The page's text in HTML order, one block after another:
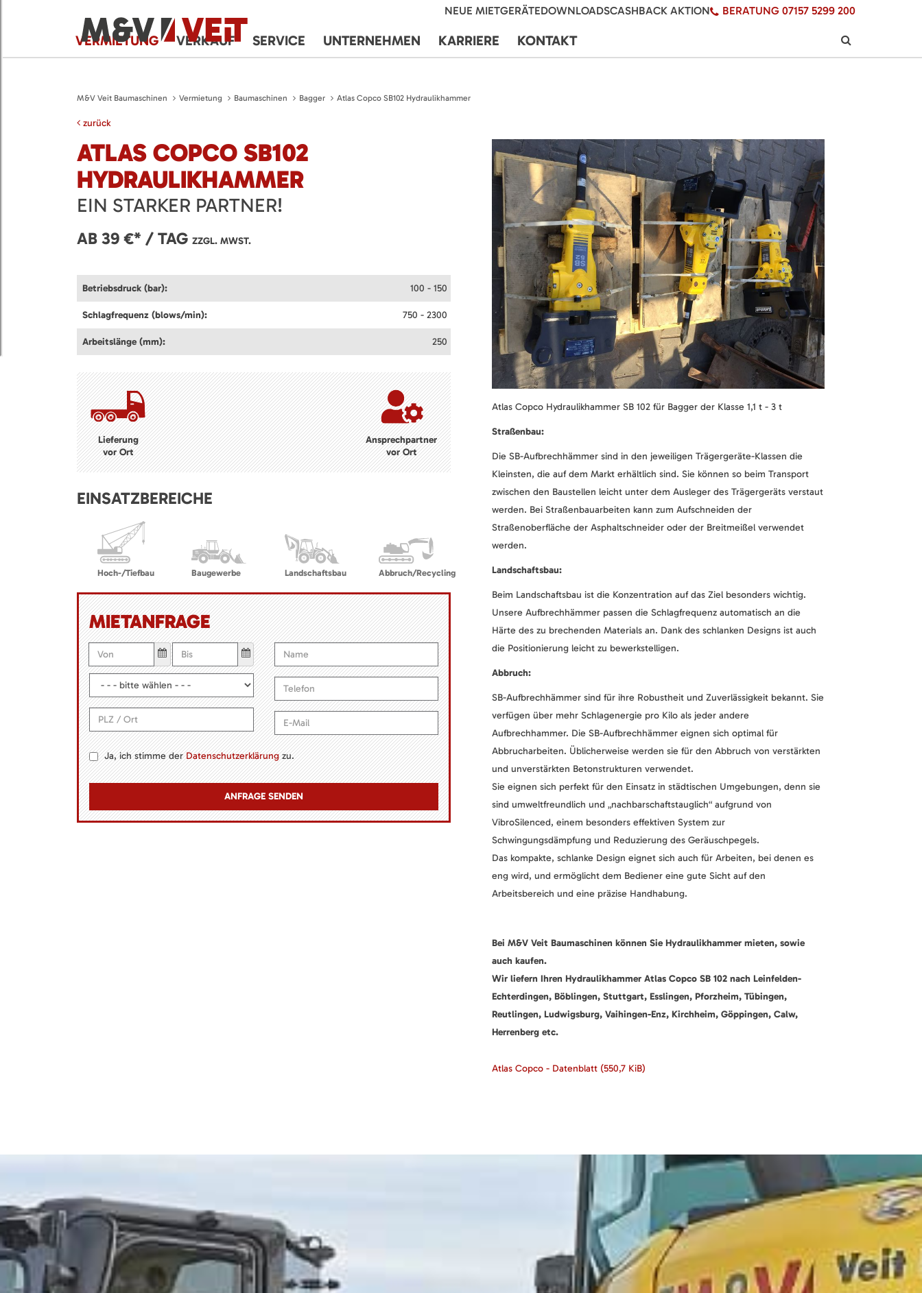
NEUE MIETGERÄTEDOWNLOADSCASHBACK AKTION BERATUNG 07157 5299 200
VERMIETUNG VERKAUF SERVICE UNTERNEHMEN KARRIERE KONTAKT
M&V Veit Baumaschinen Vermietung Baumaschinen Bagger Atlas Copco SB102 Hydraulikhammer
zurück
ATLAS COPCO SB102
HYDRAULIKHAMMER
EIN STARKER PARTNER!
AB 39 €* / TAG ZZGL. MWST.
Betriebsdruck (bar): 100 - 150
Schlagfrequenz (blows/min): 750 - 2300
Arbeitslänge (mm): 250
Lieferung
vor Ort
Ansprechpartner
vor Ort
EINSATZBEREICHE
Hoch-/Tiefbau Baugewerbe Landschaftsbau Abbruch/Recycling
MIETANFRAGE
Ja, ich stimme derDatenschutzerklärungzu.
Atlas Copco Hydraulikhammer SB 102 für Bagger der Klasse 1,1 t - 3 t
Straßenbau:
Die SB-Aufbrechhämmer sind in den jeweiligen Trägergeräte-Klassen die
Kleinsten, die auf dem Markt erhältlich sind. Sie können so beim Transport
zwischen den Baustellen leicht unter dem Ausleger des Trägergeräts verstaut
werden. Bei Straßenbauarbeiten kann zum Aufschneiden der
Straßenoberfläche der Asphaltschneider oder der Breitmeißel verwendet
werden.
Landschaftsbau:
Beim Landschaftsbau ist die Konzentration auf das Ziel besonders wichtig.
Unsere Aufbrechhämmer passen die Schlagfrequenz automatisch an die
Härte des zu brechenden Materials an. Dank des schlanken Designs ist auch
die Positionierung leicht zu bewerkstelligen.
Abbruch:
SB-Aufbrechhämmer sind für ihre Robustheit und Zuverlässigkeit bekannt. Sie
verfügen über mehr Schlagenergie pro Kilo als jeder andere
Aufbrechhammer. Die SB-Aufbrechhämmer eignen sich optimal für
Abbrucharbeiten. Üblicherweise werden sie für den Abbruch von verstärkten
und unverstärkten Betonstrukturen verwendet.
Sie eignen sich perfekt für den Einsatz in städtischen Umgebungen, denn sie
sind umweltfreundlich und „nachbarschaftstauglich“ aufgrund von
VibroSilenced, einem besonders effektiven System zur
Schwingungsdämpfung und Reduzierung des Geräuschpegels.
Das kompakte, schlanke Design eignet sich auch für Arbeiten, bei denen es
eng wird, und ermöglicht dem Bediener eine gute Sicht auf den
Arbeitsbereich und eine präzise Handhabung.
Bei M&V Veit Baumaschinen können Sie Hydraulikhammer mieten, sowie
auch kaufen.
Wir liefern Ihren Hydraulikhammer Atlas Copco SB 102 nach Leinfelden-
Echterdingen, Böblingen, Stuttgart, Esslingen, Pforzheim, Tübingen,
Reutlingen, Ludwigsburg, Vaihingen-Enz, Kirchheim, Göppingen, Calw,
Herrenberg etc.
Atlas Copco - Datenblatt (550,7 KiB)